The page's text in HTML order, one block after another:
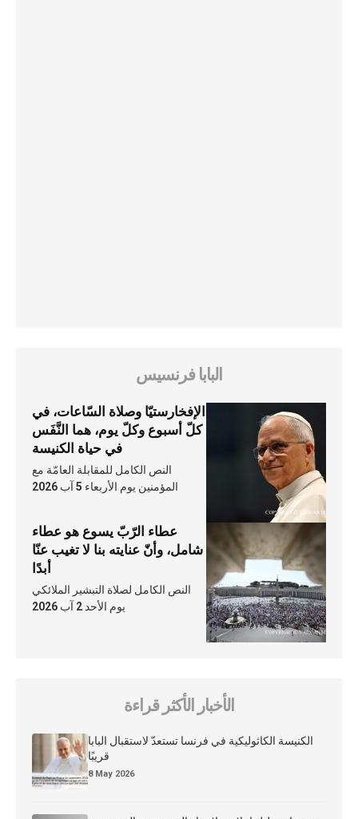
البابا فرنسيس
الإفخارستيّا وصلاة السّاعات، في
كلّ أسبوع وكلّ يوم، هما النَّفَس
في حياة الكنيسة
النص الكامل للمقابلة العامّة مع
المؤمنين يوم الأربعاء 5 آب 2026
عطاء الرّبّ يسوع هو عطاء
شامل، وأنّ عنايته بنا لا تغيب عنّا
أبدًا
النص الكامل لصلاة التبشير الملائكي
يوم الأحد 2 آب 2026
الأخبار الأكثر قراءة
الكنيسة الكاثوليكية في فرنسا تستعدّ لاستقبال البابا
قريبًا
8 May 2026